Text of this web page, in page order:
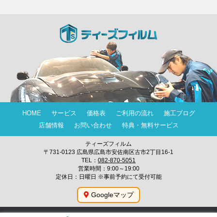
HOME サービス 価格表 ご利用の流れ
施工ブログ
店舗情報
お問い合わせ 特典・無料サービス
ティーズフィルム
〒731-0123 広島県広島市安佐南区古市2丁目16-1
TEL： 082-870-5051
営業時間：9:00～19:00
定休日：日曜日 ※事前予約にて受付可能
Googleマップ